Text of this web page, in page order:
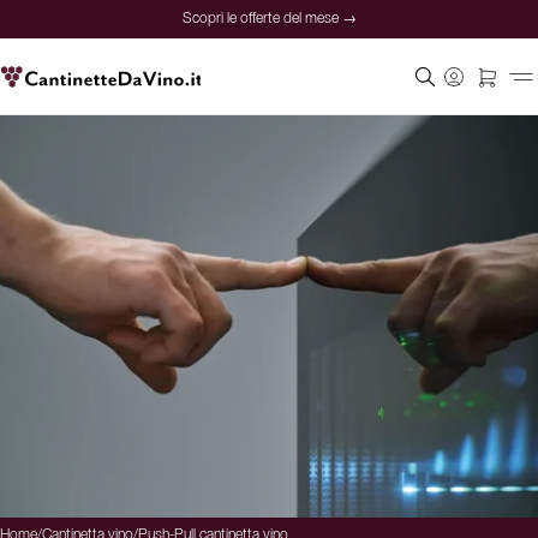
Scopri le offerte del mese →
Home/Cantinetta vino/Push-Pull cantinetta vino